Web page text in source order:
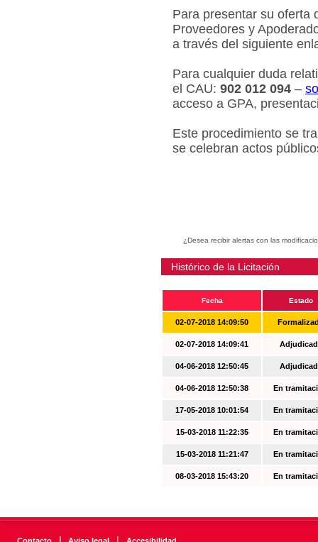
Para presentar su oferta
Proveedores y
a través del siguiente
Para cualquier duda
el CAU: 902 012 094 –
acceso a GPA,
Este procedimiento se
se celebran actos
¿Desea recibir alertas con las
Histórico de la Licitación
Fecha Estado
02-07-2018 14:09:50
02-07-2018 14:09:41
04-06-2018 12:50:45
04-06-2018 12:50:38 En
17-05-2018 10:01:54 En
15-03-2018 11:22:35 En
15-03-2018 11:21:47 En
08-03-2018 15:43:20 En